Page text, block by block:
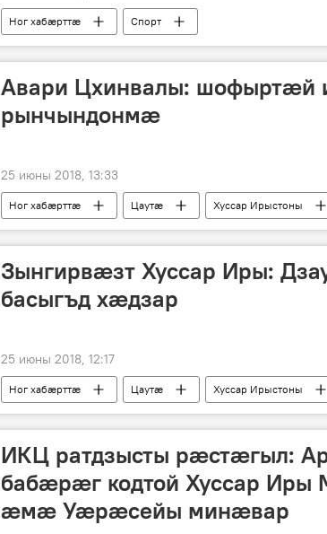
Ног хабӕрттӕ Спорт
Авари Цхинвалы: шофыртӕй
рынчындонмӕ
25 июны 2018, 13:33
Ног хабӕрттӕ Цаутӕ Хуссар Ирыстоны
Зынгирвӕзт Хуссар Иры:
басыгъд хӕдзар
25 июны 2018, 12:17
Ног хабӕрттӕ Цаутӕ Хуссар Ирыстоны
ИКЦ ратдзысты рӕстӕгыл:
бабӕрӕг кодтой Хуссар
ӕмӕ Уӕрӕсейы минӕвар